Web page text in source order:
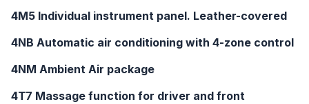
4M5 Individual instrument panel. Leather-covered
4NB Automatic air conditioning with 4-zone control
4NM Ambient Air package
4T7 Massage function for driver and front